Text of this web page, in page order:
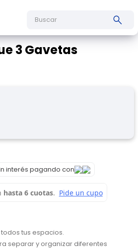
3 Gavetas
interés pagando con
tus espacios.
separar y organizar diferentes